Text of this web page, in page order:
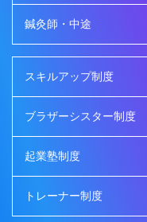
鍼灸師・中途
スキルアップ制度
ブラザーシスター制度
起業塾制度
トレーナー制度